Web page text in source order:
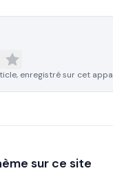
enregistré sur cet
sur ce site